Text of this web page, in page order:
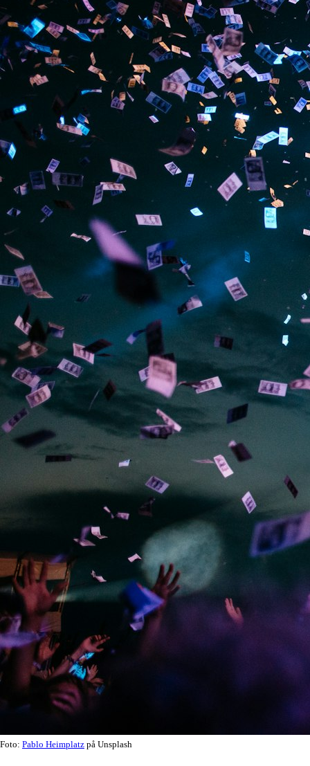
Foto: Pablo Heimplatz på Unsplash